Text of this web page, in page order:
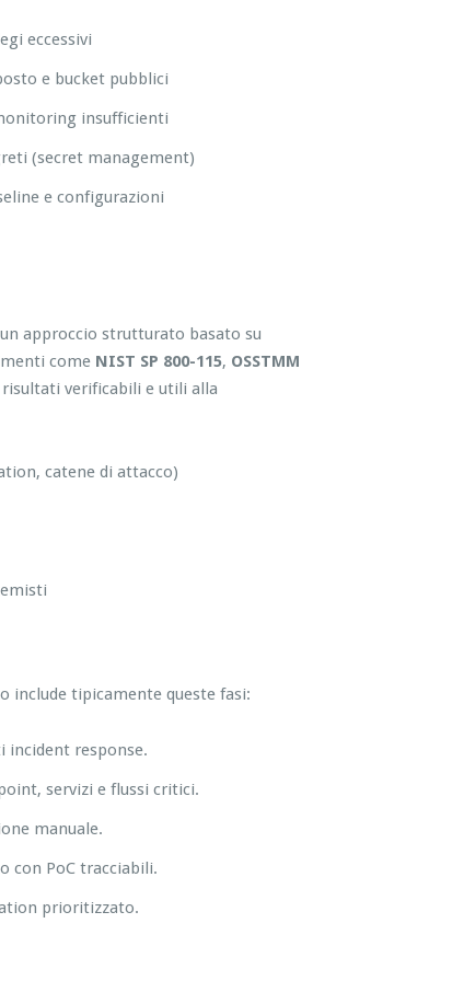
eccessivi
e bucket pubblici
insufficienti
(secret management)
e configurazioni
approccio strutturato basato su
come NIST SP 800-115, OSSTMM
verificabili e utili alla
catene di attacco)
include tipicamente queste fasi:
incident response.
servizi e flussi critici.
manuale.
con PoC tracciabili.
prioritizzato.